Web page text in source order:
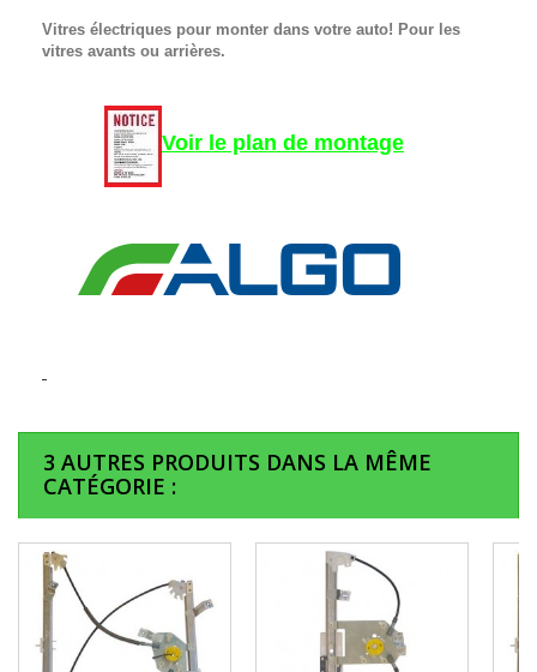
Vitres électriques pour monter dans votre auto! Pour les
vitres avants ou arrières.
Voir le plan de montage
3 AUTRES PRODUITS DANS LA MÊME
CATÉGORIE :